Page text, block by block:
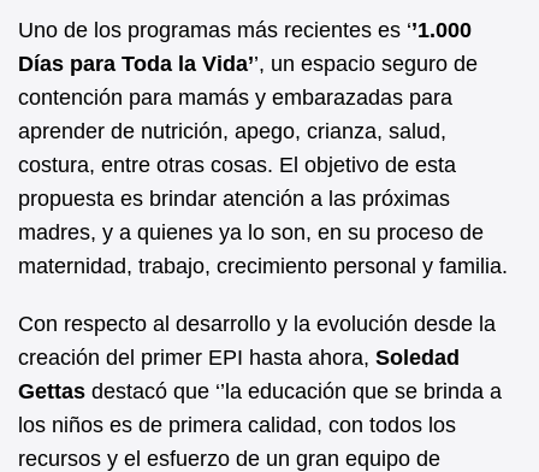
Uno de los programas más recientes es ‘’1.000
Días para Toda la Vida’’, un espacio seguro de
contención para mamás y embarazadas para
aprender de nutrición, apego, crianza, salud,
costura, entre otras cosas. El objetivo de esta
propuesta es brindar atención a las próximas
madres, y a quienes ya lo son, en su proceso de
maternidad, trabajo, crecimiento personal y familia.
Con respecto al desarrollo y la evolución desde la
creación del primer EPI hasta ahora, Soledad
Gettas destacó que ‘’la educación que se brinda a
los niños es de primera calidad, con todos los
recursos y el esfuerzo de un gran equipo de